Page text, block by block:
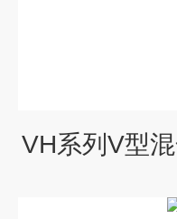
VH系列V型